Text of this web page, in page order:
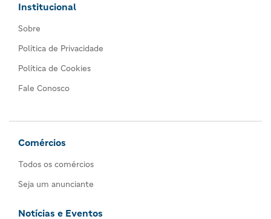
Institucional
Sobre
Política de Privacidade
Política de Cookies
Fale Conosco
Comércios
Todos os comércios
Seja um anunciante
Notícias e Eventos